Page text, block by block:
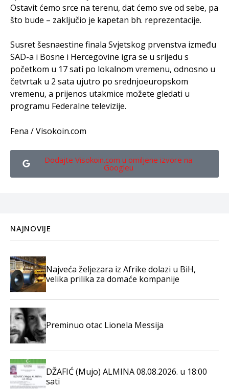
Ostavit ćemo srce na terenu, dat ćemo sve od sebe, pa
što bude – zaključio je kapetan bh. reprezentacije.
Susret šesnaestine finala Svjetskog prvenstva između
SAD-a i Bosne i Hercegovine igra se u srijedu s
početkom u 17 sati po lokalnom vremenu, odnosno u
četvrtak u 2 sata ujutro po srednjoeuropskom
vremenu, a prijenos utakmice možete gledati u
programu Federalne televizije.
Fena / Visokoin.com
Dodajte Visokoin.com u omiljene izvore na
Googleu
NAJNOVIJE
Najveća željezara iz Afrike dolazi u BiH,
velika prilika za domaće kompanije
Preminuo otac Lionela Messija
DŽAFIĆ (Mujo) ALMINA 08.08.2026. u 18:00
sati